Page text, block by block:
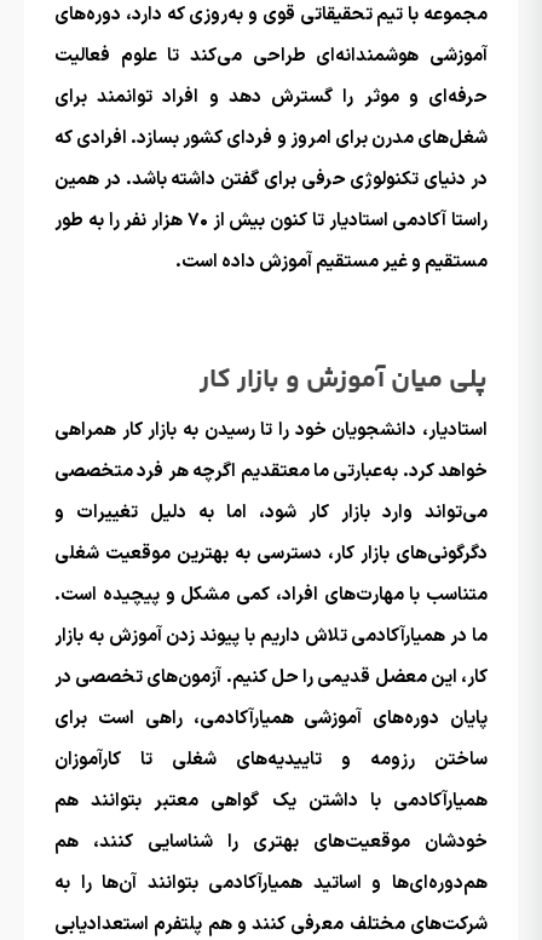
مجموعه با تیم تحقیقاتی قوی و به‌روزی که دارد، دوره‌های
آموزشی هوشمندانه‌ای طراحی می‌کند تا علوم فعالیت
حرفه‌ای و موثر را گسترش دهد و افراد توانمند برای
شغل‌های مدرن برای امروز و فردای کشور بسازد. افرادی که
در دنیای تکنولوژی حرفی برای گفتن داشته باشد. در همین
راستا آکادمی استادیار تا کنون بیش از ۷۰ هزار نفر را به طور
مستقیم و غیر مستقیم آموزش داده است.
پلی میان آموزش و بازار کار
استادیار، دانشجویان خود را تا رسیدن به بازار کار همراهی
خواهد کرد. به‌عبارتی ما معتقدیم اگرچه هر فرد متخصصی
می‌تواند وارد بازار کار شود، اما به دلیل تغییرات و
دگرگونی‌های بازار کار، دسترسی به بهترین موقعیت شغلی
متناسب با مهارت‌های افراد، کمی مشکل و پیچیده است.
ما در همیار‌آکادمی تلاش داریم با پیوند زدن آموزش به بازار
کار، این معضل قدیمی را حل کنیم. آزمون‌های تخصصی در
پایان دوره‌های آموزشی همیار‌آکادمی، راهی است برای
ساختن رزومه و تاییدیه‌های شغلی تا کارآموزان
همیار‌آکادمی با داشتن یک گواهی معتبر بتوانند هم
خودشان موقعیت‌های بهتری را شناسایی کنند، هم
هم‌دوره‌ای‌ها و اساتید همیار‌آکادمی بتوانند ‌آن‌ها را به
شرکت‌های مختلف معرفی کنند و هم پلتفرم استعدادیابی